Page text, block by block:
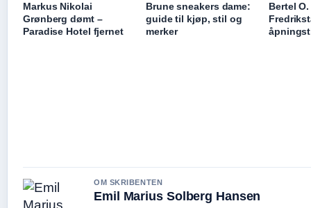
Markus Nikolai
Grønberg dømt –
Paradise Hotel fjernet
Brune sneakers dame:
guide til kjøp, stil og
merker
Bertel
OM SKRIBENTEN
Emil Marius Solberg Hansen